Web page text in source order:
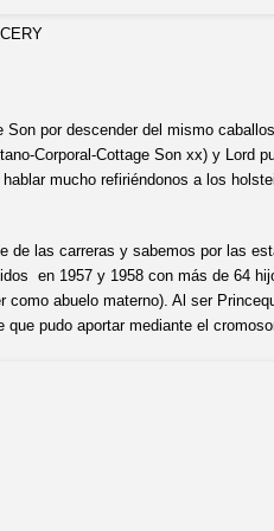
por descender del mismo
Corporal-Cottage Son xx) y Lord
mucho refiriéndonos a los
de las carreras y sabemos por las
en 1957 y 1958 con más de 64
como abuelo materno). Al ser
pudo aportar mediante el